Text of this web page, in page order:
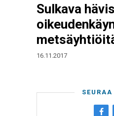
Sulkava
16.11.2017